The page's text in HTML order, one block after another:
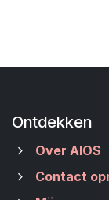
Ontdekken
Over AIOS
Contact